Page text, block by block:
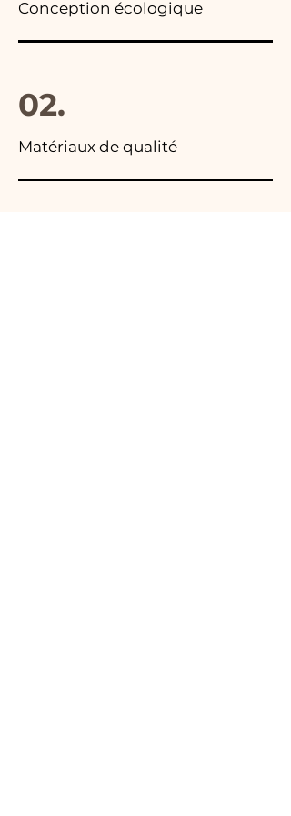
Conception écologique
02.
Matériaux de qualité